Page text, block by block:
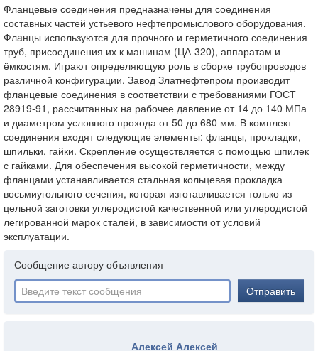
Фланцевые соединения предназначены для соединения
составных частей устьевого нефтепромыслового оборудования.
Флaнцы используются для прочного и герметичного соединения
труб, присоединения их к машинам (ЦА-320), аппаратам и
ёмкостям. Играют определяющую роль в сборке трубопроводов
различной конфигурации. Завод Златнефтепром производит
фланцевые соединения в соответствии с требованиями ГОСТ
28919-91, рассчитанных на рабочее давление от 14 до 140 МПа
и диаметром условного прохода от 50 до 680 мм. В комплект
соединения входят следующие элементы: фланцы, прокладки,
шпильки, гайки. Скрепление осуществляется с помощью шпилек
с гайками. Для обеспечения высокой герметичности, между
фланцами устанавливается стальная кольцевая прокладка
восьмиугольного сечения, которая изготавливается только из
цельной заготовки углеродистой качественной или углеродистой
легированной марок сталей, в зависимости от условий
эксплуатации.
Сообщение автору объявления
Отправить
Алексей Алексей